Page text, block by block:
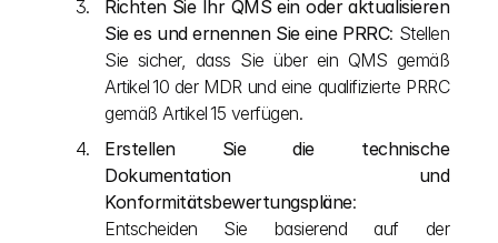
Richten Sie Ihr QMS ein oder aktualisieren
Sie es und ernennen Sie eine PRRC: Stellen
Sie sicher, dass Sie über ein QMS gemäß
Artikel 10 der MDR und eine qualifizierte PRRC
gemäß Artikel 15 verfügen.
Erstellen Sie die technische
Dokumentation und
Konformitätsbewertungspläne:
Entscheiden Sie basierend auf der